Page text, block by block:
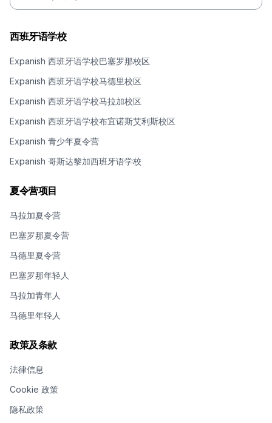
西班牙语学校
Expanish 西班牙语学校巴塞罗那校区
Expanish 西班牙语学校马德里校区
Expanish 西班牙语学校马拉加校区
Expanish 西班牙语学校布宜诺斯艾利斯校区
Expanish 青少年夏令营
Expanish 哥斯达黎加西班牙语学校
夏令营项目
马拉加夏令营
巴塞罗那夏令营
马德里夏令营
巴塞罗那年轻人
马拉加青年人
马德里年轻人
政策及条款
法律信息
Cookie 政策
隐私政策